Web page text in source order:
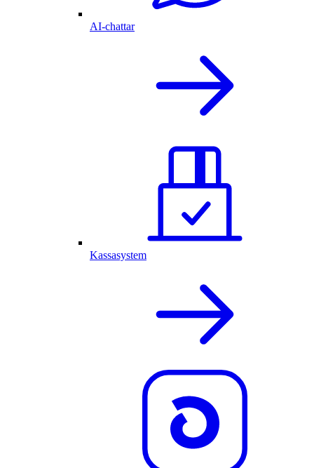
AI-chattar
Kassasystem